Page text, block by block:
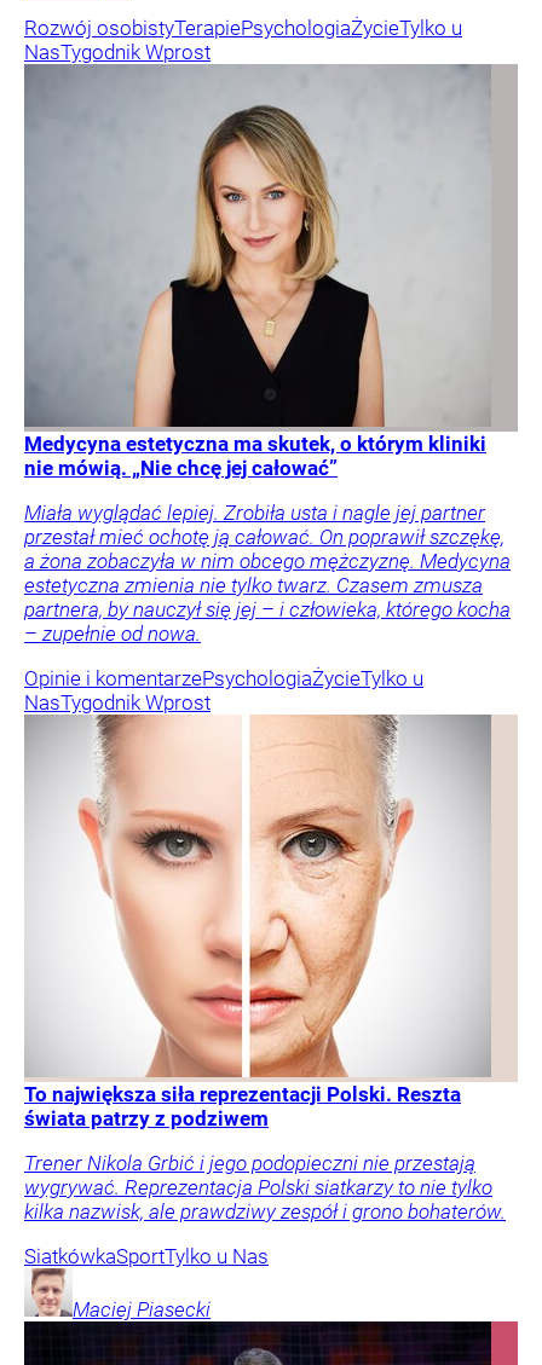
Rozwój osobistyTerapiePsychologiaŻycieTylko u
NasTygodnik Wprost
Medycyna estetyczna ma skutek, o którym kliniki
nie mówią. „Nie chcę jej całować”
Miała wyglądać lepiej. Zrobiła usta i nagle jej partner
przestał mieć ochotę ją całować. On poprawił szczękę,
a żona zobaczyła w nim obcego mężczyznę. Medycyna
estetyczna zmienia nie tylko twarz. Czasem zmusza
partnera, by nauczył się jej – i człowieka, którego kocha
– zupełnie od nowa.
Opinie i komentarzePsychologiaŻycieTylko u
NasTygodnik Wprost
To największa siła reprezentacji Polski. Reszta
świata patrzy z podziwem
Trener Nikola Grbić i jego podopieczni nie przestają
wygrywać. Reprezentacja Polski siatkarzy to nie tylko
kilka nazwisk, ale prawdziwy zespół i grono bohaterów.
SiatkówkaSportTylko u Nas
Maciej Piasecki